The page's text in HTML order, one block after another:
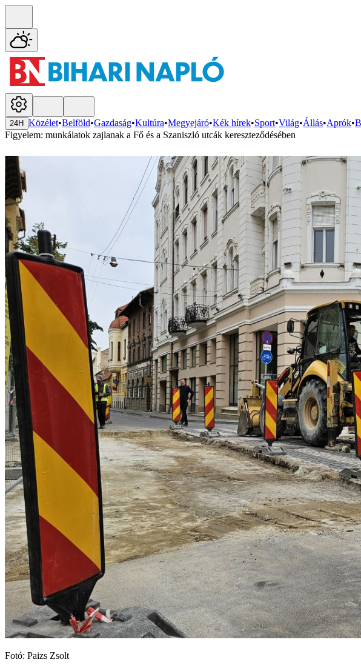
24H Közélet•Belföld•Gazdaság•Kultúra•Megyejáró•Kék hírek•Sport•Világ•Állás•Aprók•
Figyelem: munkálatok zajlanak a Fő és a Szaniszló utcák kereszteződésében
Fotó: Paizs Zsolt